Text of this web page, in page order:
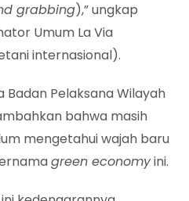
grabbing),” ungkap
Umum La Via
internasional).
Badan Pelaksana Wilayah
bahwa masih
mengetahui wajah baru
green economyini.